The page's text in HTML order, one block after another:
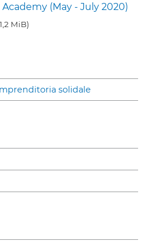
Academy (May - July 2020)
MiB)
solidale